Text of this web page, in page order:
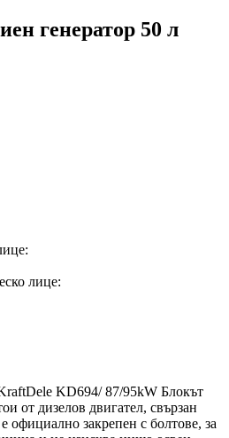
генератор 50 л
лице:
KD694/ 87/95kW Блокът
от дизелов двигател, свързан
официално закрепен с болтове, за